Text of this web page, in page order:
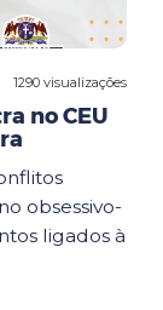
1290 visualizações
no CEU
obsessivo-
ligados à